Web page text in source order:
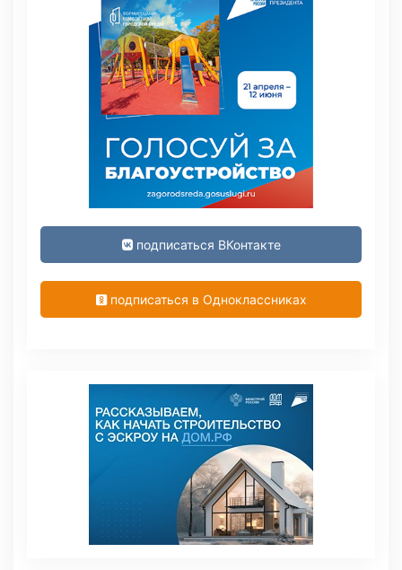
подписаться ВКонтакте
подписаться в Одноклассниках